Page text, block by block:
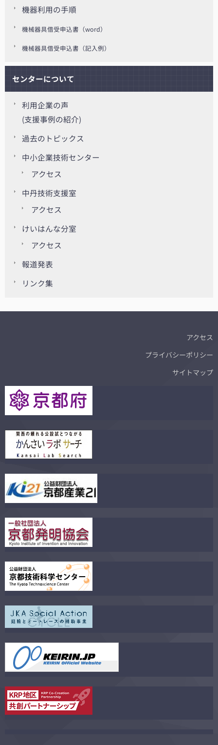
機器利用の手順
機械器具借受申込書（word）
機械器具借受申込書（記入例）
センターについて
利用企業の声
(支援事例の紹介)
過去のトピックス
中小企業技術センター
アクセス
中丹技術支援室
アクセス
けいはんな分室
アクセス
報道発表
リンク集
アクセス
プライバシーポリシー
サイトマップ